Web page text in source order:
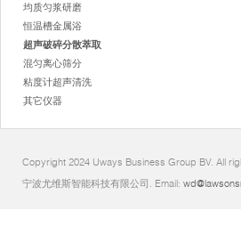
均质匀浆研磨
恒温槽金属浴
超声破碎分散萃取
混匀离心筛分
粘度计超声清洗
其它仪器
Copyright 2024 Uways Business Group BV. All
宁波尤维斯智能科技有限公司. Email: